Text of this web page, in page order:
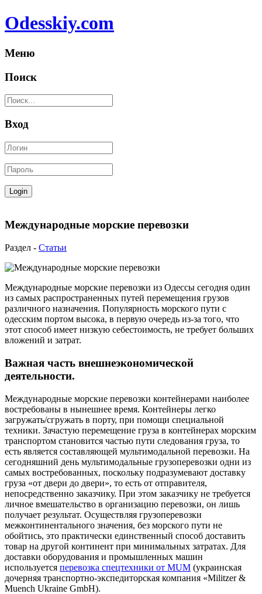
Odesskiy.com
Меню
Поиск
Вход
Международные морские перевозки
Раздел - Статьи
Международные морские перевозки из Одессы сегодня один
из самых распространенных путей перемещения грузов
различного назначения. Популярность морского пути с
одесским портом высока, в первую очередь из-за того, что
этот способ имеет низкую себестоимость, не требует больших
вложений и затрат.
Важная часть внешнеэкономической
деятельности.
Международные морские перевозки контейнерами наиболее
востребованы в нынешнее время. Контейнеры легко
загружать/сгружать в порту, при помощи специальной
техники. Зачастую перемещение груза в контейнерах морским
транспортом становится частью пути следования груза, то
есть является составляющей мультимодальной перевозки. На
сегодняшний день мультимодальные грузоперевозки одни из
самых востребованных, поскольку подразумевают доставку
груза «от двери до двери», то есть от отправителя,
непосредственно заказчику. При этом заказчику не требуется
личное вмешательство в организацию перевозки, он лишь
получает результат. Осуществляя грузоперевозки
межконтинентального значения, без морского пути не
обойтись, это практически единственный способ доставить
товар на другой континент при минимальных затратах. Для
доставки оборудования и промышленных машин
используется перевозка спецтехники от MUM (украинская
дочерняя транспортно-экспедиторская компания «Militzer &
Muench Ukraine GmbH).